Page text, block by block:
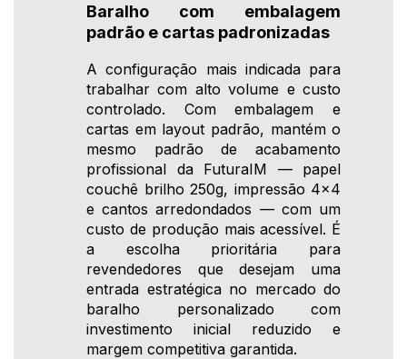
Baralho com embalagem
padrão e cartas padronizadas
A configuração mais indicada para
trabalhar com alto volume e custo
controlado. Com embalagem e
cartas em layout padrão, mantém o
mesmo padrão de acabamento
profissional da FuturaIM — papel
couchê brilho 250g, impressão 4x4
e cantos arredondados — com um
custo de produção mais acessível. É
a escolha prioritária para
revendedores que desejam uma
entrada estratégica no mercado do
baralho personalizado com
investimento inicial reduzido e
margem competitiva garantida.